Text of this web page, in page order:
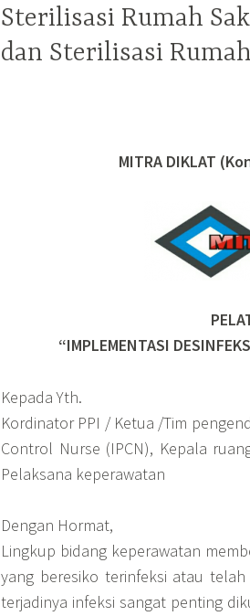
Sterilisasi Rumah
dan Sterilisasi
MITRA DIKLAT
“IMPLEMENTASI
Kepada Yth.
Kordinator PPI / Ketua /Tim
Control Nurse (IPCN), Kepala
Pelaksana keperawatan
Dengan Hormat,
Lingkup bidang keperawatan
yang beresiko terinfeksi atau
terjadinya infeksi sangat penting